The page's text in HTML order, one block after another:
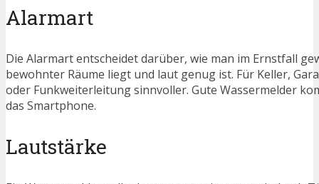
Alarmart
Die Alarmart entscheidet darüber, wie man im Ernstfall
bewohnter Räume liegt und laut genug ist. Für Keller,
oder Funkweiterleitung sinnvoller. Gute Wassermelder
das Smartphone.
Lautstärke